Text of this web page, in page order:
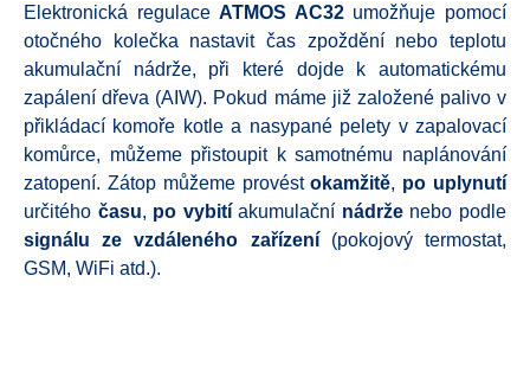
Elektronická regulaceATMOS AC32umožňuje pomocí
otočného kolečka nastavit čas zpoždění nebo teplotu
akumulační nádrže, při které dojde k automatickému
zapálení dřeva (AIW). Pokud máme již založené palivo v
přikládací komoře kotle a nasypané pelety v zapalovací
komůrce, můžeme přistoupit k samotnému naplánování
zatopení. Zátop můžeme provéstokamžitě, po uplynutí
určitého času, po vybitíakumulační nádrženebo podle
signálu ze vzdáleného zařízení(pokojový termostat,
GSM, WiFi atd.).